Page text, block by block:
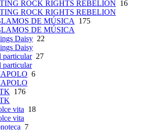
ROCK RIGHTS REBELION 16
ROCK RIGHTS REBELION
DE MÚSICA
175
DE MÚSICA
Daisy 22
Daisy
particular27
particular
6
176
vita 18
vita
7